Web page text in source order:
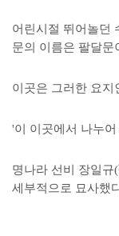
어린시절 뛰어놀던
문의 이름은 팔달문
이곳은 그러한 요지
'이 이곳에서 나누
명나라 선비 장일규
세부적으로 묘사했